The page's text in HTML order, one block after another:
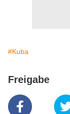
#Kuba
Freigabe